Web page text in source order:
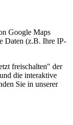
Google Maps
Daten (z.B. Ihre IP-
freischalten" der
die interaktive
Sie in unserer